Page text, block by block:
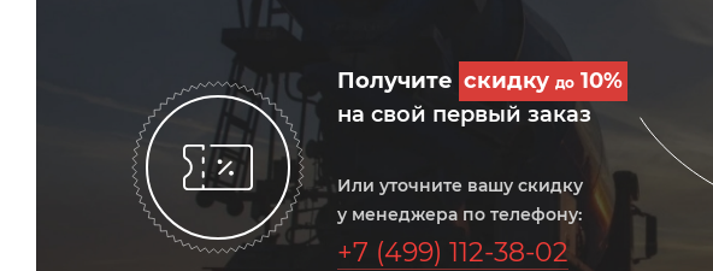
Получите скидку до10%
на свой первый заказ
Или уточните вашу скидку
у менеджера по телефону:
+7 (499) 112-38-02